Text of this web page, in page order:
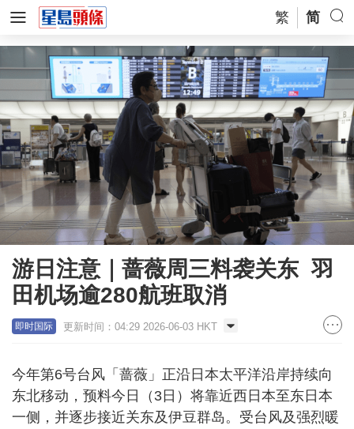
繁 简
游日注意｜蔷薇周三料袭关东 羽
田机场逾280航班取消
即时国际 更新时间：04:29 2026-06-03 HKT
今年第6号台风「蔷薇」正沿日本太平洋沿岸持续向
东北移动，预料今日（3日）将靠近西日本至东日本
一侧，并逐步接近关东及伊豆群岛。受台风及强烈暖